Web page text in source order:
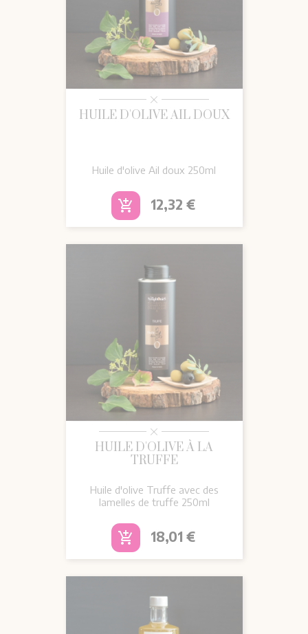
HUILE D'OLIVE AIL DOUX
Huile d'olive Ail doux 250ml
add_shopping_cart Prix
12,32 €
HUILE D'OLIVE À LA
TRUFFE
Huile d'olive Truffe avec des
lamelles de truffe 250ml
add_shopping_cart Prix
18,01 €